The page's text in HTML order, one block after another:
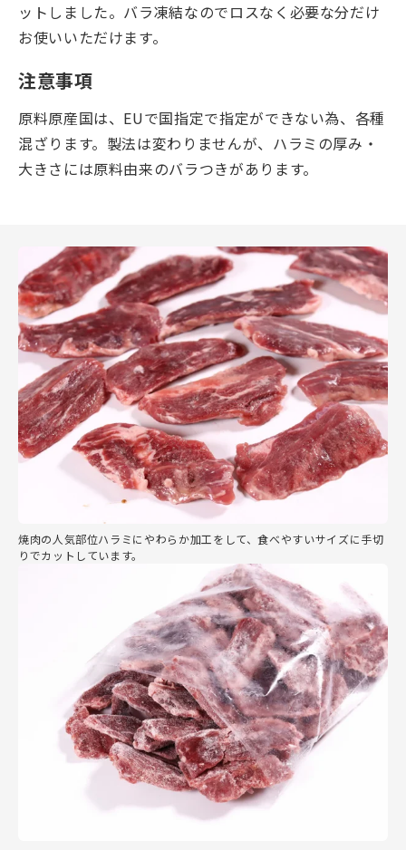
ットしました。バラ凍結なのでロスなく必要な分だけ
お使いいただけます。
注意事項
原料原産国は、EUで国指定で指定ができない為、各種
混ざります。製法は変わりませんが、ハラミの厚み・
大きさには原料由来のバラつきがあります。
焼肉の人気部位ハラミにやわらか加工をして、食べやすいサイズに手切
りでカットしています。